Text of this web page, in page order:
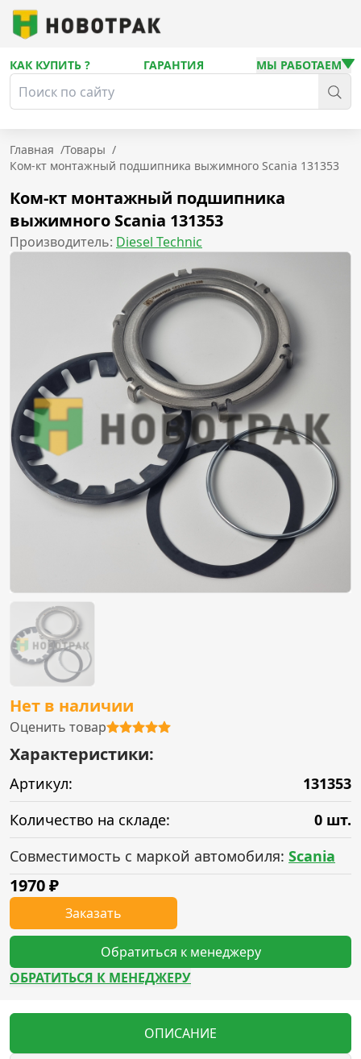
КАК КУПИТЬ ? ГАРАНТИЯ МЫ РАБОТАЕМ
Главная /Товары /
Ком-кт монтажный подшипника выжимного Scania 131353
Ком-кт монтажный подшипника
выжимного Scania 131353
Производитель: Diesel Technic
Нет в наличии
Оценить товар
Характеристики:
Артикул:
131353
Количество на складе:
0 шт.
Совместимость с маркой автомобиля: Scania
1970₽
Заказать
Обратиться к менеджеру
ОБРАТИТЬСЯ К МЕНЕДЖЕРУ
ОПИСАНИЕ